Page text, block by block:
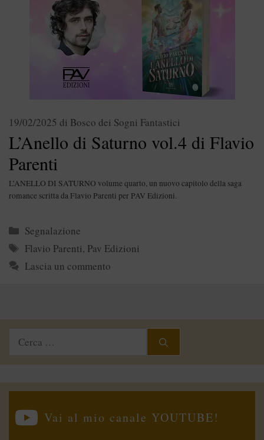
L’Anello di Saturno vol.4 di Flavio
Parenti
19/02/2025 di Bosco dei Sogni Fantastici
L’ANELLO DI SATURNO volume quarto, un nuovo capitolo della saga
romance scritta da Flavio Parenti per PAV Edizioni.
Categorie
Segnalazione
Tag
Flavio Parenti, Pav Edizioni
Lascia un commento
Ricerca
Vai al mio canale YOUTUBE!